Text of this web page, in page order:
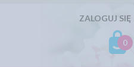
ZALOGUJ SIĘ
0